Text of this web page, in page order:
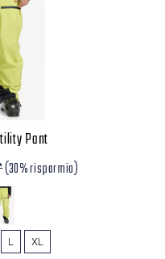
Pant
(30% risparmio)
L XL